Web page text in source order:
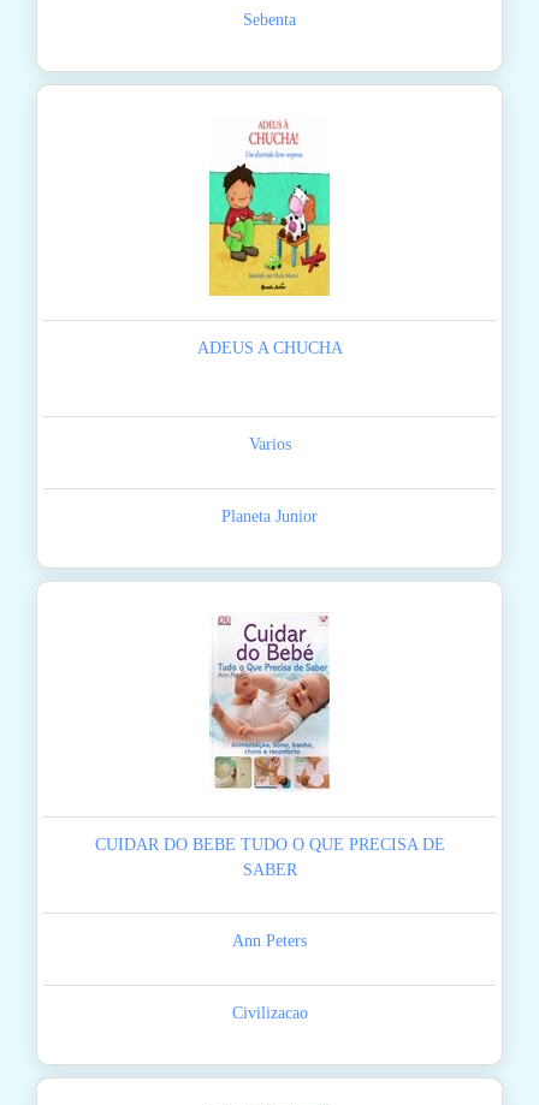
Sebenta
ADEUS A CHUCHA
Varios
Planeta Junior
CUIDAR DO BEBE TUDO O QUE PRECISA DE
SABER
Ann Peters
Civilizacao